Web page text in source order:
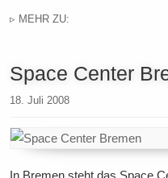
▹ MEHR ZU:
Space Center
18. Juli 2008
In Bremen steht das Space